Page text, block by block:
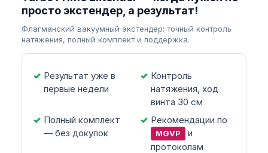
просто экстендер, а результат!
Флагманский вакуумный экстендер: точный контроль
натяжения, полный комплект и поддержка.
Результат уже в
первые недели
Контроль
натяжения, ход
винта 30 см
Полный комплект
— без докупок
Рекомендации по
MGVP
и
протоколам